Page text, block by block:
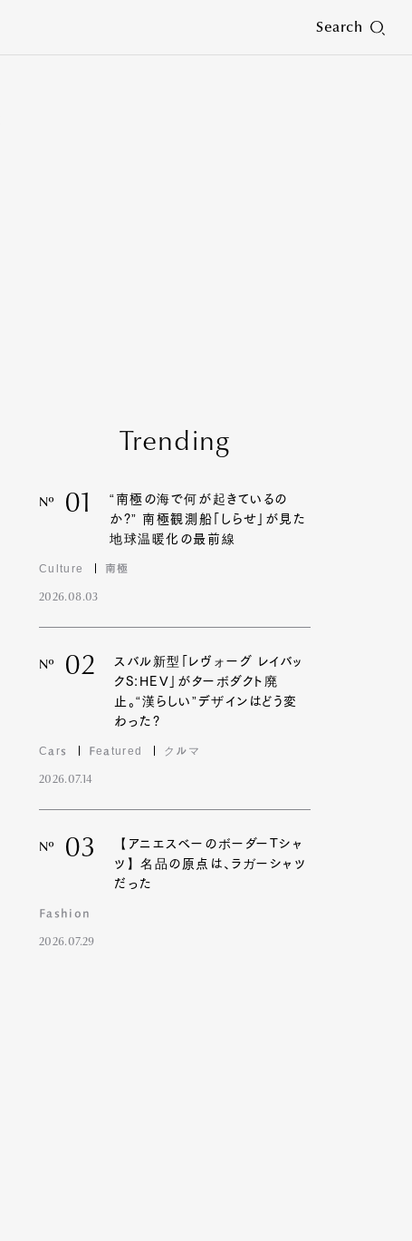
Search
Trending
Nº 01
“南極の海で何が起きているの
か?” 南極観測船「しらせ」が見た
地球温暖化の最前線
Culture 南極
2026.08.03
Nº 02
スバル新型「レヴォーグ レイバッ
クS:HEV」がターボダクト廃
止。“漢らしい”デザインはどう変
わった?
Cars Featured クルマ
2026.07.14
Nº 03
【アニエスベーのボーダーTシャ
ツ】名品の原点は、ラガーシャツ
だった
Fashion
2026.07.29